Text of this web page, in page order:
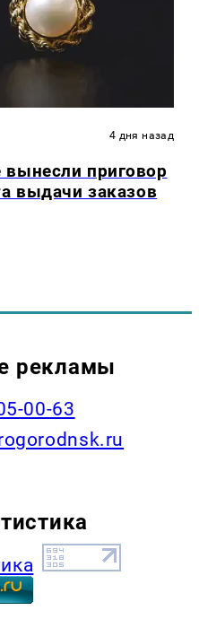
4 дня назад
приговор
выдачи заказов
рекламы
00-63